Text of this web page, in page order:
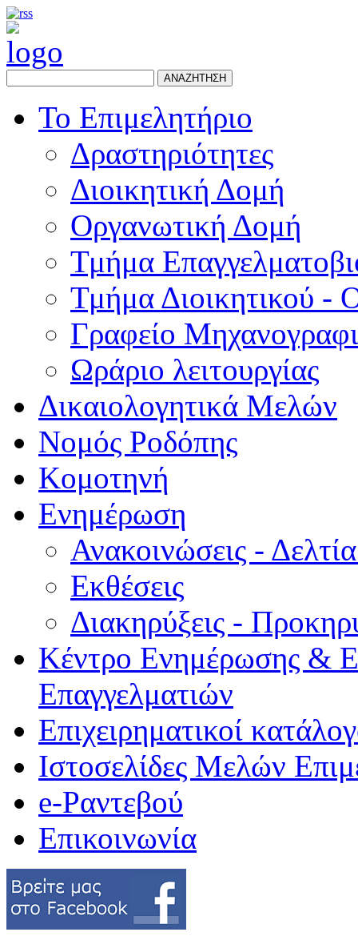
ΑΝΑΖΗΤΗΣΗ
Το Επιμελητήριο
Δραστηριότητες
Διοικητική Δομή
Οργανωτική Δομή
Τμήμα
Τμήμα Διοικητικού -
Γραφείο
Ωράριο λειτουργίας
Δικαιολογητικά Μελών
Νομός Ροδόπης
Κομοτηνή
Ενημέρωση
Ανακοινώσεις -
Εκθέσεις
Διακηρύξεις -
Κέντρο Ενημέρωσης &
Επαγγελματιών
Επιχειρηματικοί
Ιστοσελίδες Μελών
e-Ραντεβού
Επικοινωνία